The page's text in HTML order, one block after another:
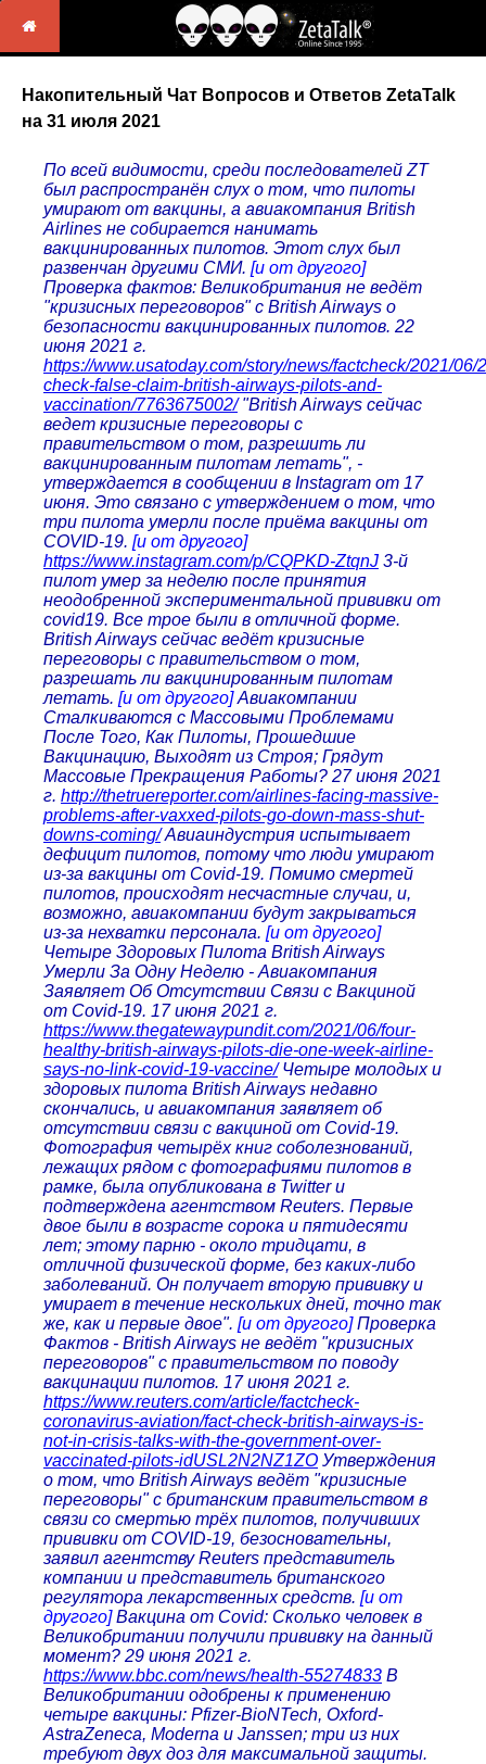
Накопительный Чат Вопросов и Ответов ZetaTalk
на 31 июля 2021
По всей видимости, среди последователей ZT
был распространён слух о том, что пилоты
умирают от вакцины, а авиакомпания British
Airlines не собирается нанимать
вакцинированных пилотов. Этот слух был
развенчан другими СМИ. [и от другого]
Проверка фактов: Великобритания не ведёт
"кризисных переговоров" с British Airways о
безопасности вакцинированных пилотов. 22
июня 2021 г.
https://www.usatoday.com/story/news/factcheck/2021/06/
check-false-claim-british-airways-pilots-and-
vaccination/7763675002/"British Airways сейчас
ведет кризисные переговоры с
правительством о том, разрешить ли
вакцинированным пилотам летать", -
утверждается в сообщении в Instagram от 17
июня. Это связано с утверждением о том, что
три пилота умерли после приёма вакцины от
COVID-19. [и от другого]
https://www.instagram.com/p/CQPKD-ZtqnJ 3-й
пилот умер за неделю после принятия
неодобренной экспериментальной прививки от
covid19. Все трое были в отличной форме.
British Airways сейчас ведёт кризисные
переговоры с правительством о том,
разрешать ли вакцинированным пилотам
летать. [и от другого] Авиакомпании
Сталкиваются с Массовыми Проблемами
После Того, Как Пилоты, Прошедшие
Вакцинацию, Выходят из Строя; Грядут
Массовые Прекращения Работы? 27 июня 2021
г. http://thetruereporter.com/airlines-facing-massive-
problems-after-vaxxed-pilots-go-down-mass-shut-
downs-coming/Авиаиндустрия испытывает
дефицит пилотов, потому что люди умирают
из-за вакцины от Covid-19. Помимо смертей
пилотов, происходят несчастные случаи, и,
возможно, авиакомпании будут закрываться
из-за нехватки персонала. [и от другого]
Четыре Здоровых Пилота British Airways
Умерли За Одну Неделю - Авиакомпания
Заявляет Об Отсутствии Связи с Вакциной
от Covid-19. 17 июня 2021 г.
https://www.thegatewaypundit.com/2021/06/four-
healthy-british-airways-pilots-die-one-week-airline-
says-no-link-covid-19-vaccine/Четыре молодых и
здоровых пилота British Airways недавно
скончались, и авиакомпания заявляет об
отсутствии связи с вакциной от Covid-19.
Фотография четырёх книг соболезнований,
лежащих рядом с фотографиями пилотов в
рамке, была опубликована в Twitter и
подтверждена агентством Reuters. Первые
двое были в возрасте сорока и пятидесяти
лет; этому парню - около тридцати, в
отличной физической форме, без каких-либо
заболеваний. Он получает вторую прививку и
умирает в течение нескольких дней, точно так
же, как и первые двое". [и от другого] Проверка
Фактов - British Airways не ведёт "кризисных
переговоров" с правительством по поводу
вакцинации пилотов. 17 июня 2021 г.
https://www.reuters.com/article/factcheck-
coronavirus-aviation/fact-check-british-airways-is-
not-in-crisis-talks-with-the-government-over-
vaccinated-pilots-idUSL2N2NZ1ZO Утверждения
о том, что British Airways ведёт "кризисные
переговоры" с британским правительством в
связи со смертью трёх пилотов, получивших
прививки от COVID-19, безосновательны,
заявил агентству Reuters представитель
компании и представитель британского
регулятора лекарственных средств. [и от
другого] Вакцина от Covid: Сколько человек в
Великобритании получили прививку на данный
момент? 29 июня 2021 г.
https://www.bbc.com/news/health-55274833 В
Великобритании одобрены к применению
четыре вакцины: Pfizer-BioNTech, Oxford-
AstraZeneca, Moderna и Janssen; три из них
требуют двух доз для максимальной защиты.